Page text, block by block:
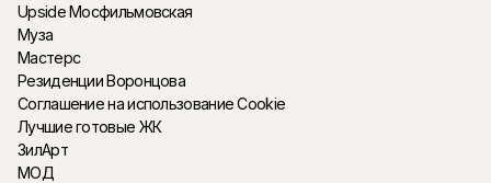
Upside Мосфильмовская
Муза
Мастерс
Резиденции Воронцова
Соглашение на использование Cookie
Лучшие готовые ЖК
ЗилАрт
МОД